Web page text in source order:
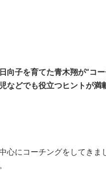
向子を育てた青木翔が“コ
などでも役立つヒントが満
心にコーチングをしてき